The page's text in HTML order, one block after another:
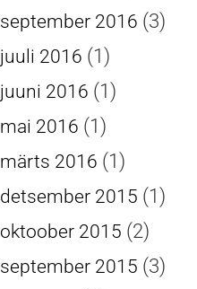
september 2016 (3)
juuli 2016 (1)
juuni 2016 (1)
mai 2016 (1)
märts 2016 (1)
detsember 2015 (1)
oktoober 2015 (2)
september 2015 (3)